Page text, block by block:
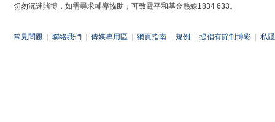
切勿沉迷賭博，如需尋求輔導協助，可致電平和基金熱線1834 633。
常見問題 聯絡我們 傳媒專用區 網頁指南 規例 提倡有節制博彩 私